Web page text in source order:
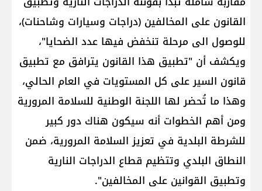
القانون على المخالفين (دراجات وسيارات وشاحنات)،
للوصول الى مرحلة تنخفض فيها عدد الضحايا"،
ويكشف أن "تطبيق هذا القانون يترافق مع تطبيق
قانون السير على كل المستويات في العام الحالي،
وهذا ما تُحضر لها اللجنة الوطنية للسلامة المرورية
ومن أهم الخطوات أنه سيكون هناك دور كبير
للشرطة البلدية في تعزيز السلامة المرورية، ضمن
النطاق البلدي وتتظيم قطاع الدراجات النارية
وتطبيق القوانين على المخالفين".